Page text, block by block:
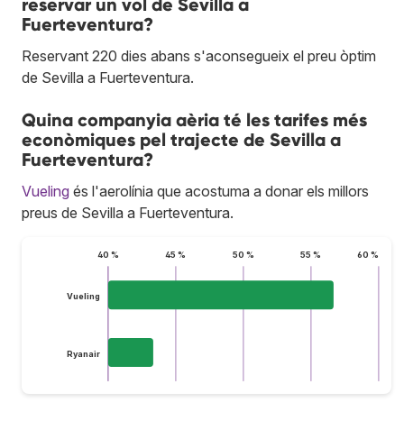
reservar un vol de Sevilla a
Fuerteventura?
Reservant 220 dies abans s'aconsegueix el preu òptim
de Sevilla a Fuerteventura.
Quina companyia aèria té les tarifes més
econòmiques pel trajecte de Sevilla a
Fuerteventura?
Vueling és l'aerolínia que acostuma a donar els millors
preus de Sevilla a Fuerteventura.
40 % 45 % 50 % 55 % 60 %
Vueling
Ryanair